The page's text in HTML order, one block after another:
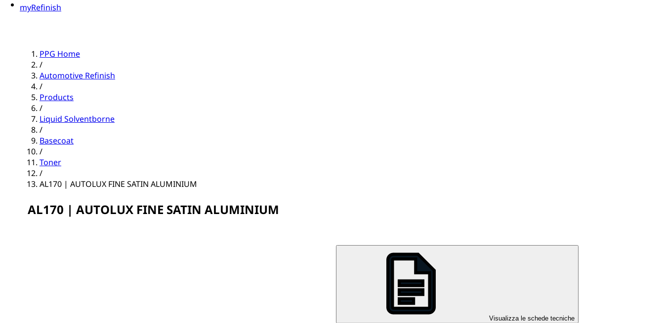
myRefinish
PPG Home
/
Automotive Refinish
/
Products
/
Liquid Solventborne
/
Basecoat
/
Toner
/
AL170 | AUTOLUX FINE SATIN ALUMINIUM
AL170 | AUTOLUX FINE SATIN ALUMINIUM
Visualizza le schede tecniche